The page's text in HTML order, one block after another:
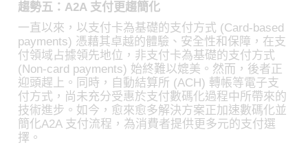
趨勢五：A2A 支付更趨簡化
一直以來，以支付卡為基礎的支付方式 (Card-based
payments) 憑藉其卓越的體驗、安全性和保障，在支
付領域占據領先地位，非支付卡為基礎的支付方式
(Non-card payments) 始終難以媲美。然而，後者正
迎頭趕上。同時，自動結算所 (ACH) 轉帳等電子支
付方式，尚未充分受惠於支付數碼化過程中所帶來的
技術進步。如今，愈來愈多解決方案正加速數碼化並
簡化A2A 支付流程，為消費者提供更多元的支付選
擇。